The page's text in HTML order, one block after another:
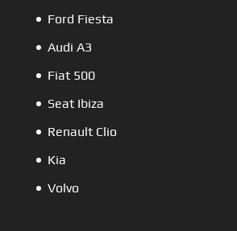
Ford Fiesta
Audi A3
Fiat 500
Seat Ibiza
Renault Clio
Kia
Volvo